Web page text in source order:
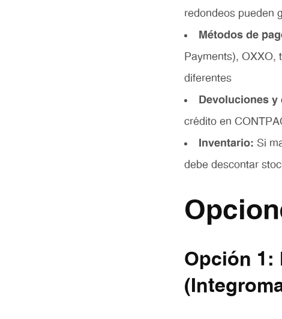
redondeos pueden
Métodos de
Payments), OXXO,
diferentes
Devoluciones
crédito en
Inventario: Si
debe descontar
Opción 1: